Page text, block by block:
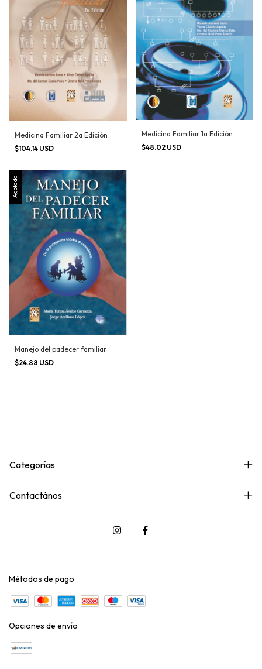
Medicina Familiar 2a Edición
$104.14 USD
Medicina Familiar 1a Edición
$48.02 USD
Agotado
Manejo del padecer familiar
$24.88 USD
Categorías
Contactános
Métodos de pago
Opciones de envío